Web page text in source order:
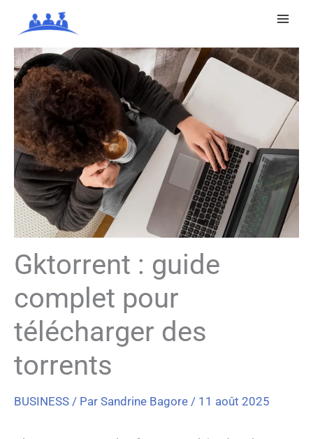
contenu
Gktorrent : guide
complet pour
télécharger des
torrents
BUSINESS / Par Sandrine Bagore / 11 août 2025